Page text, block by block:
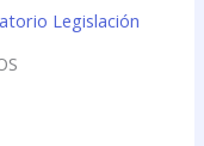
Legislación